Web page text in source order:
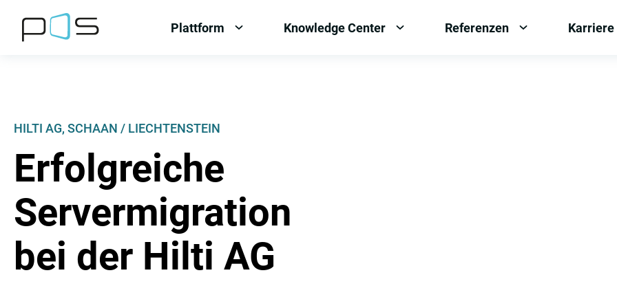
Plattform
OPEN
Knowledge Center
OPEN
Referenzen
OPEN
Karriere
HILTI AG, SCHAAN / LIECHTENSTEIN
Erfolgreiche
Servermigration
bei der Hilti AG